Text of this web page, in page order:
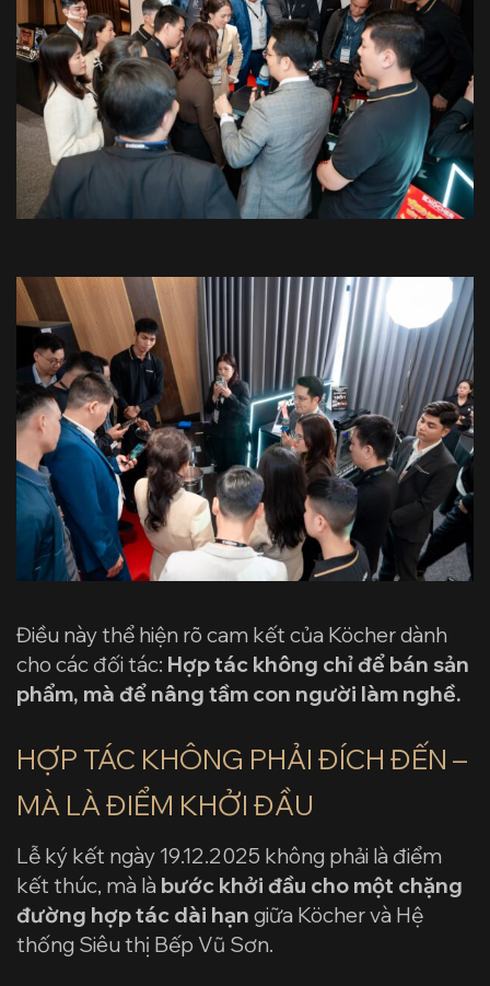
Điều này thể hiện rõ cam kết của Köcher dành
cho các đối tác: Hợp tác không chỉ để bán sản
phẩm, mà để nâng tầm con người làm nghề.
HỢP TÁC KHÔNG PHẢI ĐÍCH ĐẾN –
MÀ LÀ ĐIỂM KHỞI ĐẦU
Lễ ký kết ngày 19.12.2025 không phải là điểm
kết thúc, mà là bước khởi đầu cho một chặng
đường hợp tác dài hạn giữa Köcher và Hệ
thống Siêu thị Bếp Vũ Sơn.